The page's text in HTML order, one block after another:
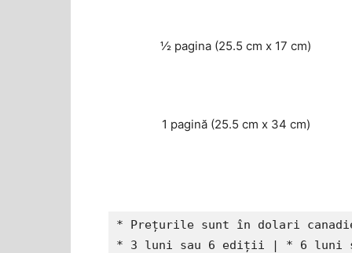
½ pagina (25.5 cm x 17 cm)
1 pagină (25.5 cm x 34 cm)
* Prețurile sunt în dolari
* 3 luni sau 6 ediții | * 6 luni